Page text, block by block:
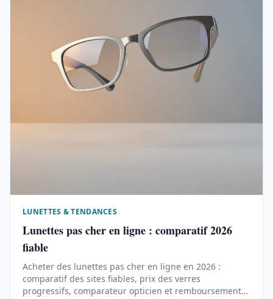
LUNETTES & TENDANCES
Lunettes pas cher en ligne : comparatif 2026
fiable
Acheter des lunettes pas cher en ligne en 2026 :
comparatif des sites fiables, prix des verres
progressifs, comparateur opticien et remboursement